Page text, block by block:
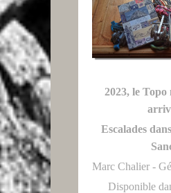
2023, le Topo
Escalades
Marc Chalier -
Disponible